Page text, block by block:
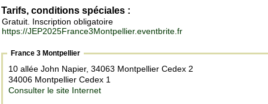
Tarifs, conditions spéciales :
Gratuit. Inscription obligatoire
https://JEP2025France3Montpellier.eventbrite.fr
France 3 Montpellier
10 allée John Napier, 34063 Montpellier Cedex 2
34006 Montpellier Cedex 1
Consulter le site Internet